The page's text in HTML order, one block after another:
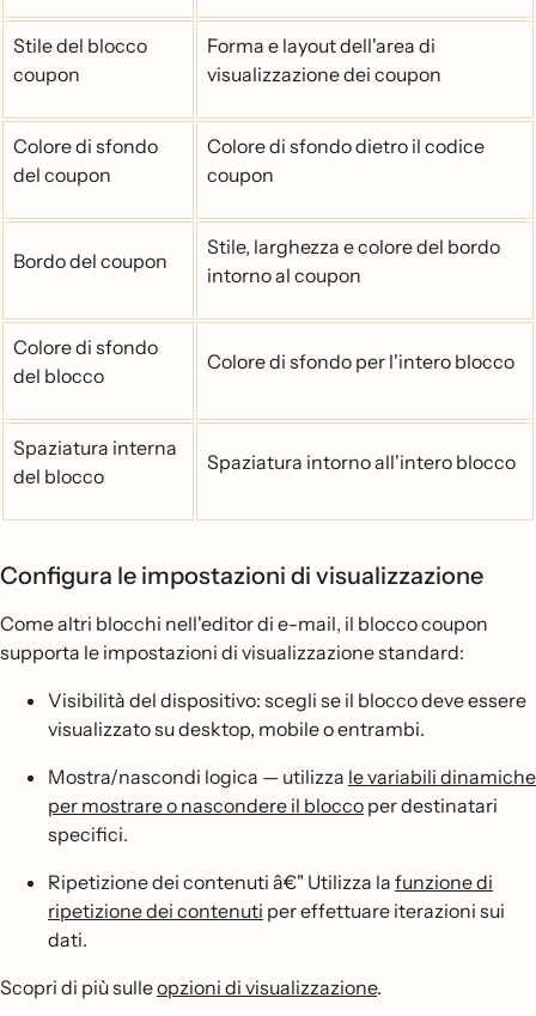
Stile del blocco
coupon
Forma e layout dell'area di
visualizzazione dei coupon
Colore di sfondo
del coupon
Colore di sfondo dietro il codice
coupon
Bordo del coupon
Stile, larghezza e colore del bordo
intorno al coupon
Colore di sfondo
del blocco
Colore di sfondo per l'intero blocco
Spaziatura interna
del blocco
Spaziatura intorno all'intero blocco
Configura le impostazioni di visualizzazione
Come altri blocchi nell'editor di e-mail, il blocco coupon
supporta le impostazioni di visualizzazione standard:
Visibilità del dispositivo: scegli se il blocco deve essere
visualizzato su desktop, mobile o entrambi.
Mostra/nascondi logica — utilizza le variabili dinamiche
per mostrare o nascondere il blocco per destinatari
specifici.
Ripetizione dei contenuti â€" Utilizza la funzione di
ripetizione dei contenuti per effettuare iterazioni sui
dati.
Scopri di più sulleopzioni di visualizzazione.